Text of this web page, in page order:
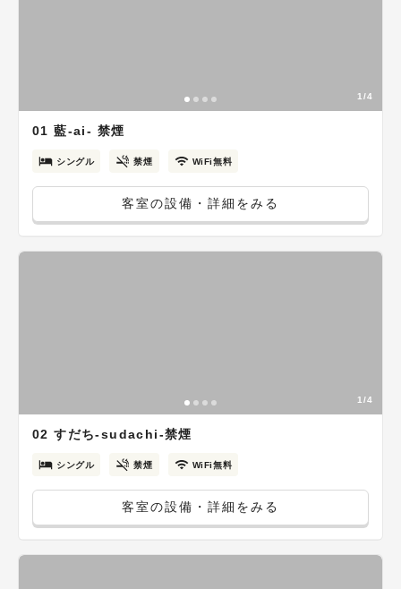
1/4
01 藍-ai- 禁煙
シングル 禁煙 WiFi無料
客室の設備・詳細をみる
1/4
02 すだち-sudachi-禁煙
シングル 禁煙 WiFi無料
客室の設備・詳細をみる